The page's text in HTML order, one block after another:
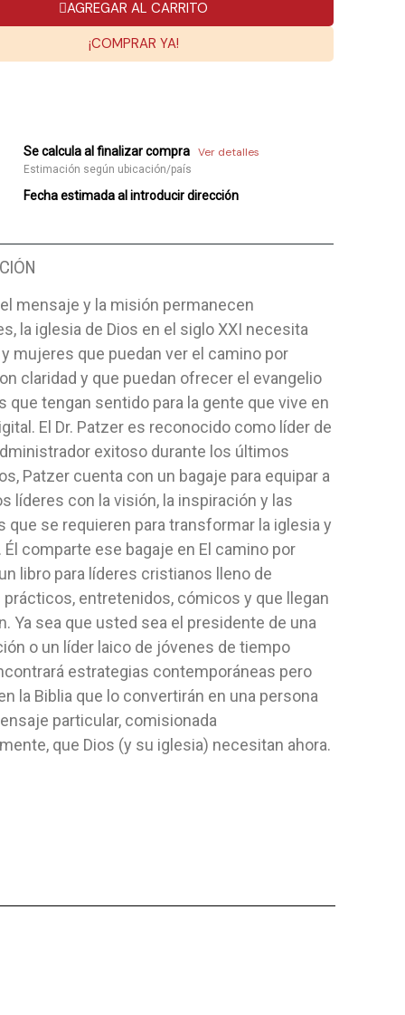
CONDUCCION DEL NIÑO-T/D
AZUL
Editorial:Aces
Autor:Elena G. De White
Una obra completa en su género. No
solo responde a todos los problemas
básicos en...
TAPA DURA
AGREGAR AL CARRITO
¡COMPRAR YA!
Se calcula al finalizar compra Ver detalles
Estimación según ubicación/país
Fecha estimada al introducir dirección
mensaje y la misión permanecen
la iglesia de Dios en el siglo XXI necesita
mujeres que puedan ver el camino por
claridad y que puedan ofrecer el evangelio
que tengan sentido para la gente que vive en
El Dr. Patzer es reconocido como líder de
exitoso durante los últimos
Patzer cuenta con un bagaje para equipar a
líderes con la visión, la inspiración y las
que se requieren para transformar la iglesia y
Él comparte ese bagaje en El camino por
libro para líderes cristianos lleno de
entretenidos, cómicos y que llegan
Ya sea que usted sea el presidente de una
o un líder laico de jóvenes de tiempo
estrategias contemporáneas pero
la Biblia que lo convertirán en una persona
particular, comisionada
que Dios (y su iglesia) necesitan ahora.